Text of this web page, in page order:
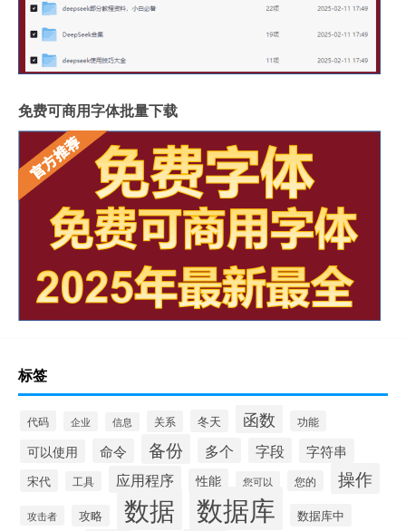
免费可商用字体批量下载
标签
代码 企业 信息 关系 冬天 函数 功能
可以使用 命令 备份 多个 字段 字符串
宋代 工具 应用程序 性能 您可以 您的 操作
攻击者 攻略 数据 数据库 数据库中